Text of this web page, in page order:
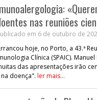
nas reuniões
em 6 de outubro de
hoje, no Porto, a 43.ª
Clínica (SPAIC).
das apresentações irão
doença". ler mais...